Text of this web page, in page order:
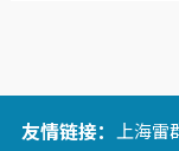
友情链接： 上海雷